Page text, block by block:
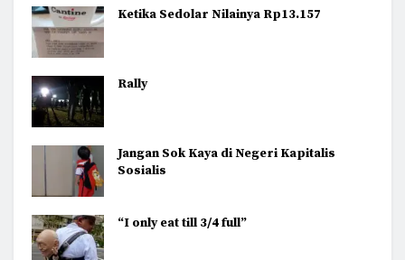
Ketika Sedolar Nilainya Rp13.157
Rally
Jangan Sok Kaya di Negeri Kapitalis
Sosialis
“I only eat till 3/4 full”